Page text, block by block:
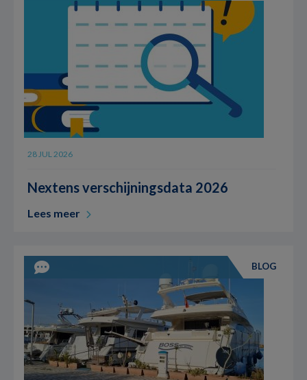
28 JUL 2026
Nextens verschijningsdata 2026
Lees meer
BLOG